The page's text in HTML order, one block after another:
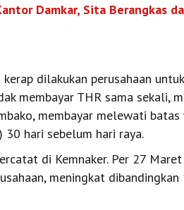
Damkar, Sita Berangkas
dilakukan perusahaan
membayar THR sama sekali,
membayar melewati
30 hari sebelum hari raya.
di Kemnaker. Per 27
meningkat